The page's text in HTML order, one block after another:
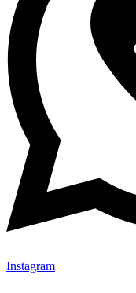
Instagram